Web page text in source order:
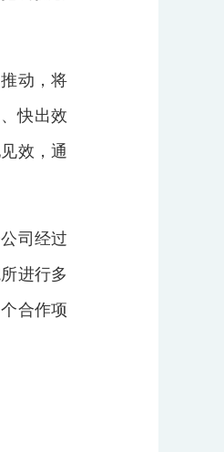
动，将
快出效
效，通
司经过
进行多
合作项